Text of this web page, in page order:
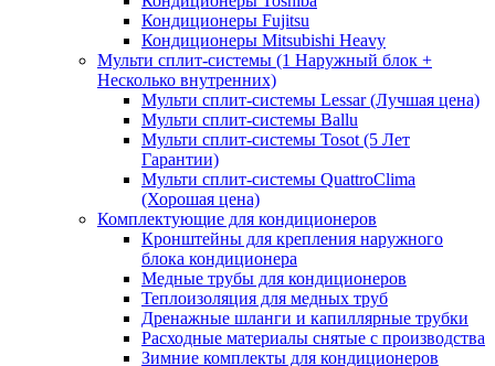
Кондиционеры Fujitsu
Кондиционеры Mitsubishi Heavy
Мульти сплит-системы (1 Наружный блок +
Несколько внутренних)
Мульти сплит-системы Lessar (Лучшая цена)
Мульти сплит-системы Ballu
Мульти сплит-системы Tosot (5 Лет
Гарантии)
Мульти сплит-системы QuattroClima
(Хорошая цена)
Комплектующие для кондиционеров
Кронштейны для крепления наружного
блока кондиционера
Медные трубы для кондиционеров
Теплоизоляция для медных труб
Дренажные шланги и капиллярные трубки
Расходные материалы снятые с производства
Зимние комплекты для кондиционеров